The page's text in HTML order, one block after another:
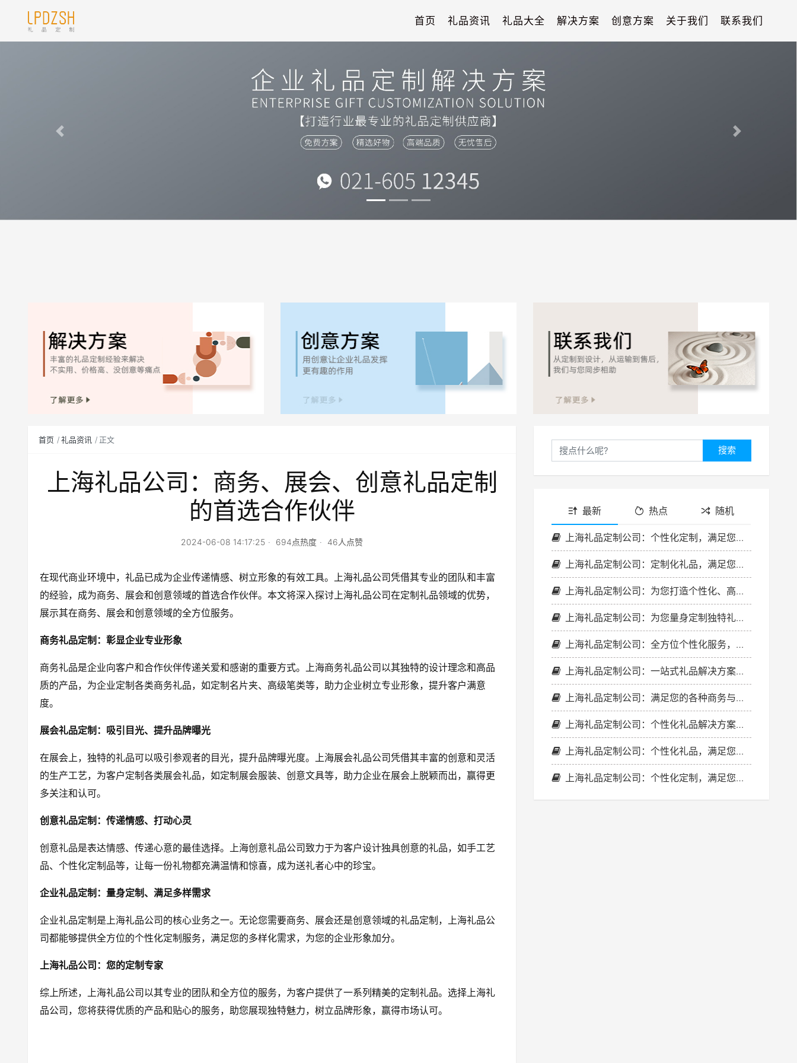
首页 礼品资讯 礼品大全 解决方案 创意方案 关于我们 联系我们
首页 礼品资讯 正文
上海礼品公司：商务、展会、创意礼品定制
的首选合作伙伴
2024-06-08 14:17:25 694点热度 46人点赞
在现代商业环境中，礼品已成为企业传递情感、树立形象的有效工具。上海礼品公司凭借其专业的团队和丰富
的经验，成为商务、展会和创意领域的首选合作伙伴。本文将深入探讨上海礼品公司在定制礼品领域的优势，
展示其在商务、展会和创意领域的全方位服务。
商务礼品定制：彰显企业专业形象
商务礼品是企业向客户和合作伙伴传递关爱和感谢的重要方式。上海商务礼品公司以其独特的设计理念和高品
质的产品，为企业定制各类商务礼品，如定制名片夹、高级笔类等，助力企业树立专业形象，提升客户满意
度。
展会礼品定制：吸引目光、提升品牌曝光
在展会上，独特的礼品可以吸引参观者的目光，提升品牌曝光度。上海展会礼品公司凭借其丰富的创意和灵活
的生产工艺，为客户定制各类展会礼品，如定制展会服装、创意文具等，助力企业在展会上脱颖而出，赢得更
多关注和认可。
创意礼品定制：传递情感、打动心灵
创意礼品是表达情感、传递心意的最佳选择。上海创意礼品公司致力于为客户设计独具创意的礼品，如手工艺
品、个性化定制品等，让每一份礼物都充满温情和惊喜，成为送礼者心中的珍宝。
企业礼品定制：量身定制、满足多样需求
企业礼品定制是上海礼品公司的核心业务之一。无论您需要商务、展会还是创意领域的礼品定制，上海礼品公
司都能够提供全方位的个性化定制服务，满足您的多样化需求，为您的企业形象加分。
上海礼品公司：您的定制专家
综上所述，上海礼品公司以其专业的团队和全方位的服务，为客户提供了一系列精美的定制礼品。选择上海礼
品公司，您将获得优质的产品和贴心的服务，助您展现独特魅力，树立品牌形象，赢得市场认可。
搜索
最新 热点 随机
上海礼品定制公司：个性化定制，满足您的商务和促销需求
上海礼品定制公司：定制化礼品，满足您的各种商务与促销需求
上海礼品定制公司：为您打造个性化、高品质的定制礼品解决方案
上海礼品定制公司：为您量身定制独特礼品，满足各种商务和促销需求
上海礼品定制公司：全方位个性化服务，满足您的商务与促销需求
上海礼品定制公司：一站式礼品解决方案，满足企业多样化需求
上海礼品定制公司：满足您的各种商务与促销需求
上海礼品定制公司：个性化礼品解决方案，满足您的各种需求
上海礼品定制公司：个性化礼品，满足您的多样化需求
上海礼品定制公司：个性化定制，满足您的各种商务与促销需求